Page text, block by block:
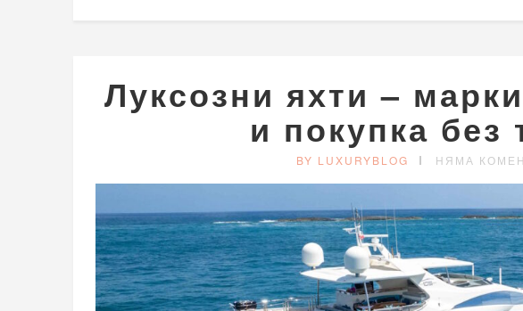
Луксозни яхти –
и покупка без
BY LUXURYBLOG НЯМА